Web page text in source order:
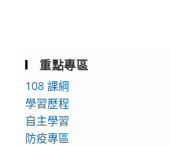
重點專區
108 課綱
學習歷程
自主學習
防疫專區